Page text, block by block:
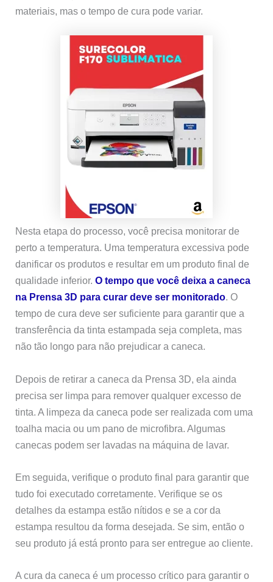
materiais, mas o tempo de cura pode variar.
Nesta etapa do processo, você precisa monitorar de
perto a temperatura. Uma temperatura excessiva pode
danificar os produtos e resultar em um produto final de
qualidade inferior.O tempo que você deixa a caneca
na Prensa 3D para curar deve ser monitorado. O
tempo de cura deve ser suficiente para garantir que a
transferência da tinta estampada seja completa, mas
não tão longo para não prejudicar a caneca.
Depois de retirar a caneca da Prensa 3D, ela ainda
precisa ser limpa para remover qualquer excesso de
tinta. A limpeza da caneca pode ser realizada com uma
toalha macia ou um pano de microfibra. Algumas
canecas podem ser lavadas na máquina de lavar.
Em seguida, verifique o produto final para garantir que
tudo foi executado corretamente. Verifique se os
detalhes da estampa estão nítidos e se a cor da
estampa resultou da forma desejada. Se sim, então o
seu produto já está pronto para ser entregue ao cliente.
A cura da caneca é um processo crítico para garantir o